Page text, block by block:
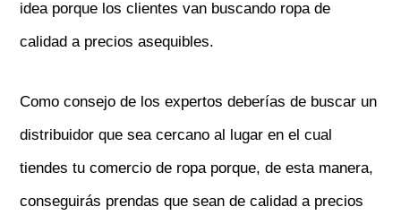
idea porque los clientes van buscando ropa de
calidad a precios asequibles.
Como consejo de los expertos deberías de buscar un
distribuidor que sea cercano al lugar en el cual
tiendes tu comercio de ropa porque, de esta manera,
conseguirás prendas que sean de calidad a precios